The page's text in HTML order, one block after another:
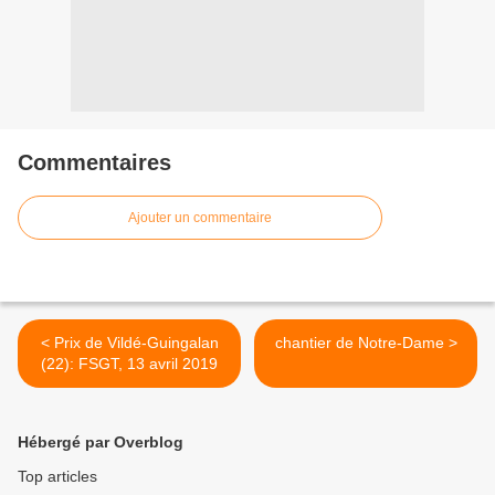
Commentaires
Ajouter un commentaire
< Prix de Vildé-Guingalan
(22): FSGT, 13 avril 2019
chantier de Notre-Dame >
Hébergé par Overblog
Top articles